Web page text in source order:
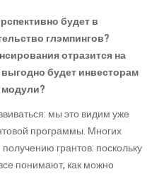
будет в
глэмпингов?
отразится на
будет инвесторам
мы это видим уже
программы. Многих
грантов: поскольку
понимают, как можно